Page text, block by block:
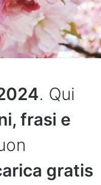
. Qui
frasi e
gratis